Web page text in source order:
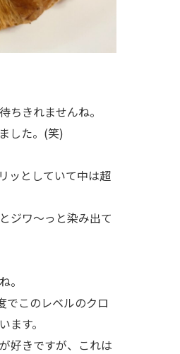
ちきれませんね。
した。(笑)
ッとしていて中は超
ジワ～っと染み出て
。
でこのレベルのクロ
ます。
好きですが、これは